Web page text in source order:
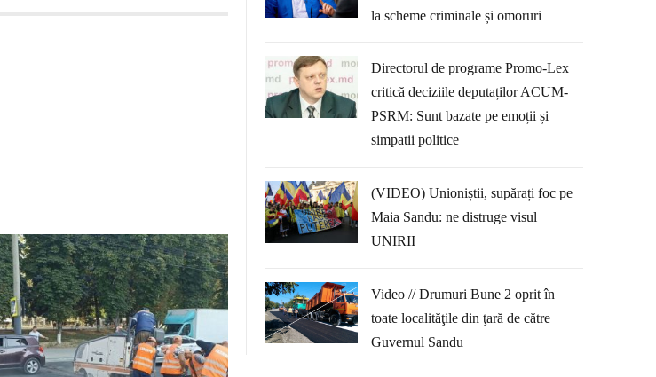
la scheme criminale și omoruri
Directorul de programe Promo-Lex
critică deciziile deputaților ACUM-
PSRM: Sunt bazate pe emoții și
simpatii politice
(VIDEO) Unioniștii, supărați foc pe
Maia Sandu: ne distruge visul
UNIRII
Video // Drumuri Bune 2 oprit în
toate localităţile din ţară de către
Guvernul Sandu